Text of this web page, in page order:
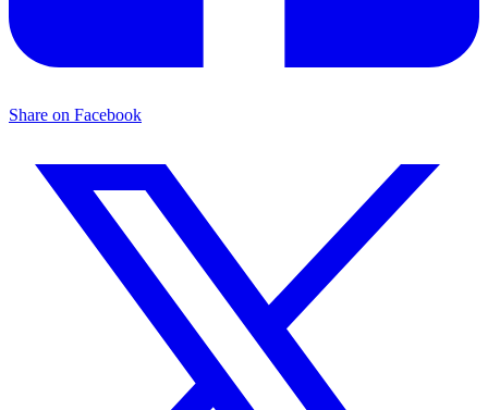
Share on Facebook